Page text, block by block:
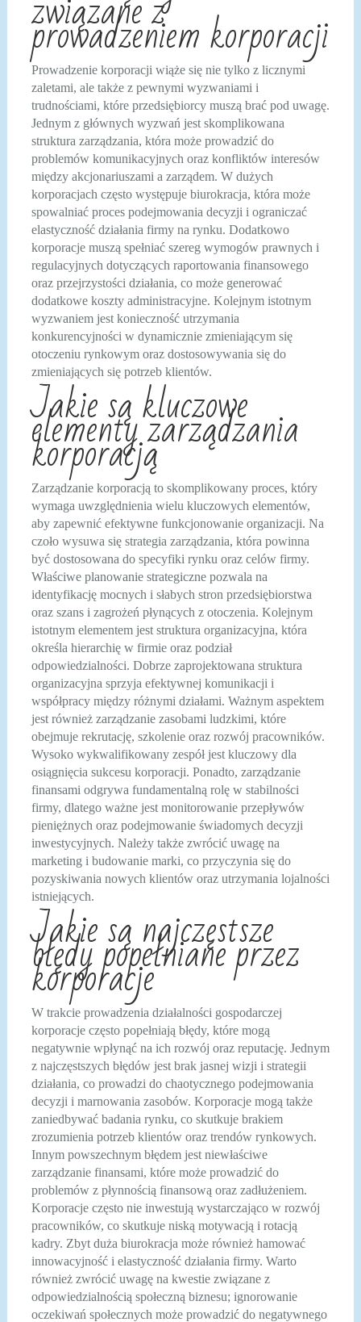
prowadzeniem korporacji
Prowadzenie korporacji wiąże się nie tylko z licznymi
zaletami, ale także z pewnymi wyzwaniami i
trudnościami, które przedsiębiorcy muszą brać pod uwagę.
Jednym z głównych wyzwań jest skomplikowana
struktura zarządzania, która może prowadzić do
problemów komunikacyjnych oraz konfliktów interesów
między akcjonariuszami a zarządem. W dużych
korporacjach często występuje biurokracja, która może
spowalniać proces podejmowania decyzji i ograniczać
elastyczność działania firmy na rynku. Dodatkowo
korporacje muszą spełniać szereg wymogów prawnych i
regulacyjnych dotyczących raportowania finansowego
oraz przejrzystości działania, co może generować
dodatkowe koszty administracyjne. Kolejnym istotnym
wyzwaniem jest konieczność utrzymania
konkurencyjności w dynamicznie zmieniającym się
otoczeniu rynkowym oraz dostosowywania się do
zmieniających się potrzeb klientów.
Jakie są kluczowe
elementy zarządzania
korporacją
Zarządzanie korporacją to skomplikowany proces, który
wymaga uwzględnienia wielu kluczowych elementów,
aby zapewnić efektywne funkcjonowanie organizacji. Na
czoło wysuwa się strategia zarządzania, która powinna
być dostosowana do specyfiki rynku oraz celów firmy.
Właściwe planowanie strategiczne pozwala na
identyfikację mocnych i słabych stron przedsiębiorstwa
oraz szans i zagrożeń płynących z otoczenia. Kolejnym
istotnym elementem jest struktura organizacyjna, która
określa hierarchię w firmie oraz podział
odpowiedzialności. Dobrze zaprojektowana struktura
organizacyjna sprzyja efektywnej komunikacji i
współpracy między różnymi działami. Ważnym aspektem
jest również zarządzanie zasobami ludzkimi, które
obejmuje rekrutację, szkolenie oraz rozwój pracowników.
Wysoko wykwalifikowany zespół jest kluczowy dla
osiągnięcia sukcesu korporacji. Ponadto, zarządzanie
finansami odgrywa fundamentalną rolę w stabilności
firmy, dlatego ważne jest monitorowanie przepływów
pieniężnych oraz podejmowanie świadomych decyzji
inwestycyjnych. Należy także zwrócić uwagę na
marketing i budowanie marki, co przyczynia się do
pozyskiwania nowych klientów oraz utrzymania lojalności
istniejących.
Jakie są najczęstsze
błędy popełniane przez
korporacje
W trakcie prowadzenia działalności gospodarczej
korporacje często popełniają błędy, które mogą
negatywnie wpłynąć na ich rozwój oraz reputację. Jednym
z najczęstszych błędów jest brak jasnej wizji i strategii
działania, co prowadzi do chaotycznego podejmowania
decyzji i marnowania zasobów. Korporacje mogą także
zaniedbywać badania rynku, co skutkuje brakiem
zrozumienia potrzeb klientów oraz trendów rynkowych.
Innym powszechnym błędem jest niewłaściwe
zarządzanie finansami, które może prowadzić do
problemów z płynnością finansową oraz zadłużeniem.
Korporacje często nie inwestują wystarczająco w rozwój
pracowników, co skutkuje niską motywacją i rotacją
kadry. Zbyt duża biurokracja może również hamować
innowacyjność i elastyczność działania firmy. Warto
również zwrócić uwagę na kwestie związane z
odpowiedzialnością społeczną biznesu; ignorowanie
oczekiwań społecznych może prowadzić do negatywnego